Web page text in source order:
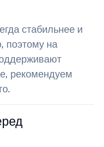
стабильнее и
поэтому на
рекомендуем